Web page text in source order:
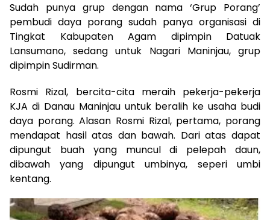
Sudah punya grup dengan nama ‘Grup Porang’
pembudi daya porang sudah panya organisasi di
Tingkat Kabupaten Agam dipimpin Datuak
Lansumano, sedang untuk Nagari Maninjau, grup
dipimpin Sudirman.
Rosmi Rizal, bercita-cita meraih pekerja-pekerja
KJA di Danau Maninjau untuk beralih ke usaha budi
daya porang. Alasan Rosmi Rizal, pertama, porang
mendapat hasil atas dan bawah. Dari atas dapat
dipungut buah yang muncul di pelepah daun,
dibawah yang dipungut umbinya, seperi umbi
kentang.